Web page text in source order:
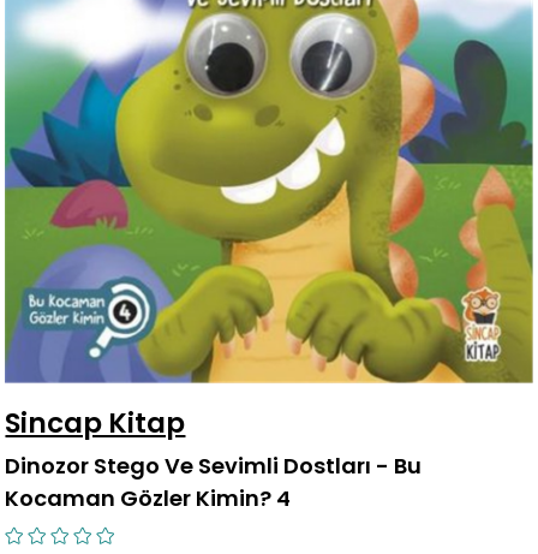
Sincap Kitap
Dinozor Stego Ve Sevimli Dostları - Bu
Kocaman Gözler Kimin? 4